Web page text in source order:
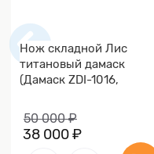
Нож складной Лис
титановый дамаск
(Дамаск ZDI-1016,
50 000 ₽
38 000 ₽